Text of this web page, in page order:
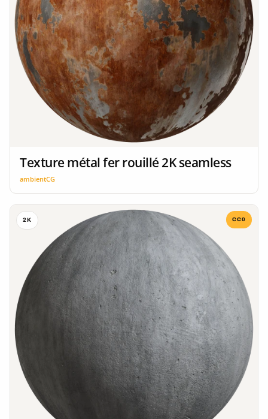
Texture métal fer rouillé 2K seamless
ambientCG
2K CC0